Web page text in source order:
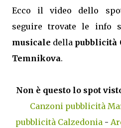
Ecco il video dello
seguire trovate le info
musicale della pubblicità
Temnikova.
Non è questo lo spot
Canzoni pubblicità
pubblicità Calzedonia -